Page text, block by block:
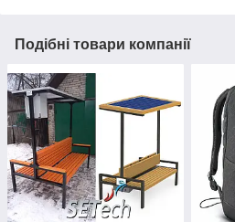
Подібні товари компанії